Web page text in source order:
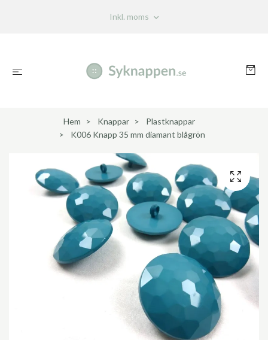
Inkl. moms
Hem Knappar
Plastknappar
K006 Knapp 35 mm diamant blågrön